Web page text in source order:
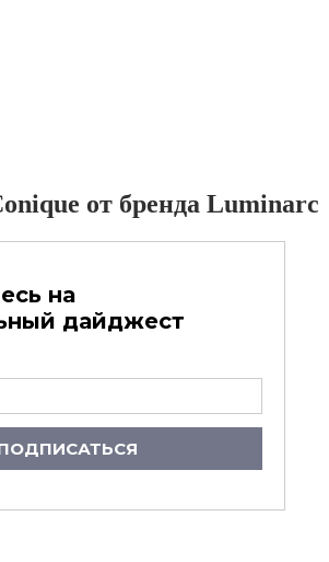
от бренда Luminarc
на
дайджест